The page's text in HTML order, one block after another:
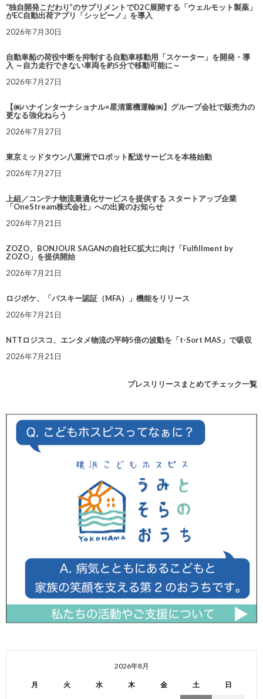
“独自開発こだわり”のサプリメントでD2C展開する「ウェルモット製薬」
がEC自動出荷アプリ「シッピーノ」を導入
2026年7月30日
自動車船の荷役中断を抑制する自動車移動用「スケーター」を開発・導
入 ～自力走行できない車両を約5分で移動可能に～
2026年7月27日
【㈱ハナインターナショナル×星清重機運輸㈱】グループ会社で販売力の
更なる強化ねらう
2026年7月27日
東京ミッドタウン八重洲でロボット配送サービスを本格始動
2026年7月27日
上組／コンテナ物流最適化サービスを提供する スタートアップ企業
「OneStream株式会社」への出資のお知らせ
2026年7月21日
ZOZO、BONJOUR SAGANの自社EC拡大に向け「Fulfillment by
ZOZO」を提供開始
2026年7月21日
ロジポケ、「パスキー認証（MFA）」機能をリリース
2026年7月21日
NTTロジスコ、エンタメ物流の平時5倍の波動を「t-Sort MAS」で吸収
2026年7月21日
プレスリリースまとめてチェック一覧
2026年8月
月 火 水 木 金 土 日